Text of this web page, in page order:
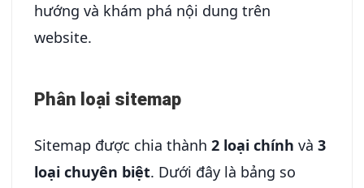
hướng và khám phá nội dung trên
website.
Phân loại sitemap
Sitemap được chia thành 2 loại chính và 3
loại chuyên biệt. Dưới đây là bảng so